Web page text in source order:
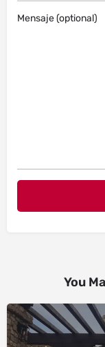
Mensaje (optional)
You